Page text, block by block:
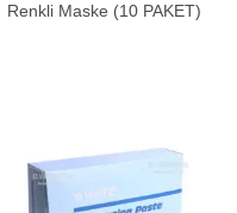
Renkli Maske (10 PAKET)